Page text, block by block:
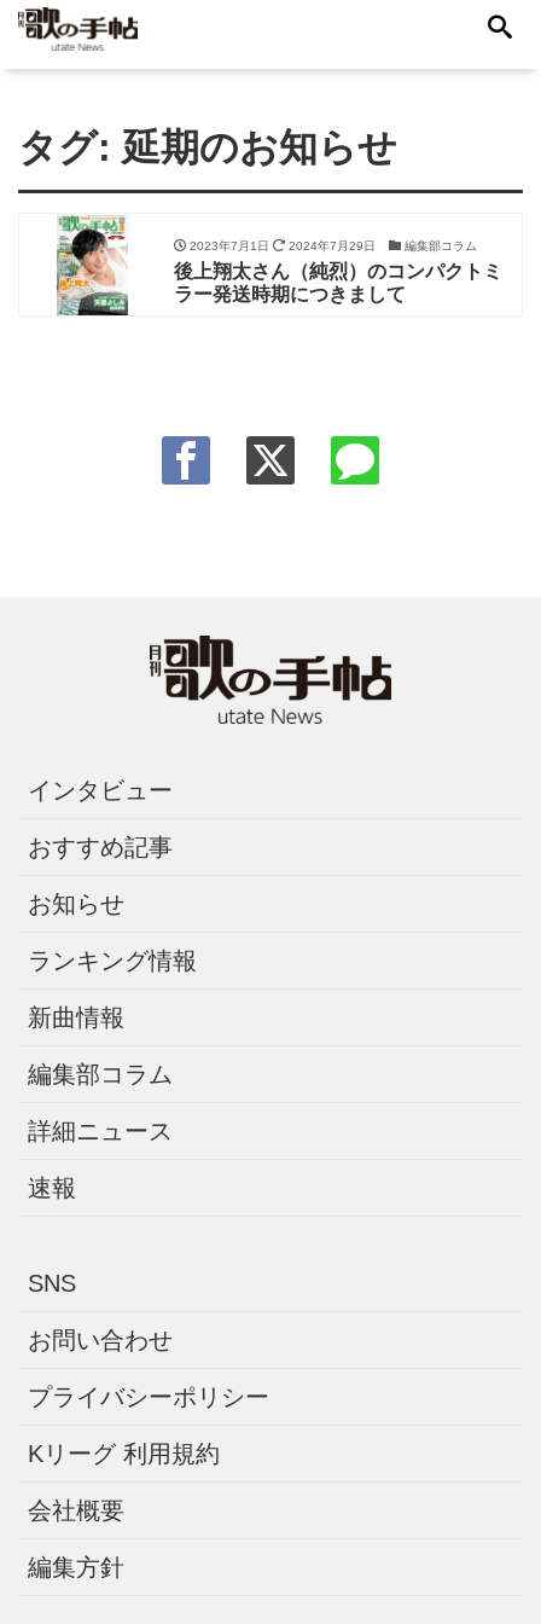
タグ: 延期のお知らせ
2023年7月1日 2024年7月29日 編集部コラム
後上翔太さん（純烈）のコンパクトミ
ラー発送時期につきまして
インタビュー
おすすめ記事
お知らせ
ランキング情報
新曲情報
編集部コラム
詳細ニュース
速報
SNS
お問い合わせ
プライバシーポリシー
Kリーグ 利用規約
会社概要
編集方針